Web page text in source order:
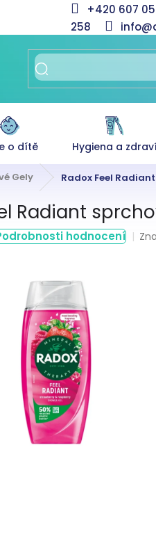
+420 607
258
o dítě Hygiena a
Gely Radox Feel
Radiant
hodnocení